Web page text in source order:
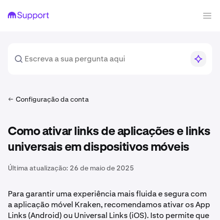
Configuração da conta
Como ativar links de aplicações e links
universais em dispositivos móveis
Última atualização: 26 de maio de 2025
Para garantir uma experiência mais fluida e segura com
a aplicação móvel Kraken, recomendamos ativar os App
Links (Android) ou Universal Links (iOS). Isto permite que